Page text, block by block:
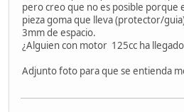
pero creo que no es posible porque
pieza goma que lleva (protector/
3mm de espacio.
¿Alguien con motor 125cc ha
Adjunto foto para que se entienda